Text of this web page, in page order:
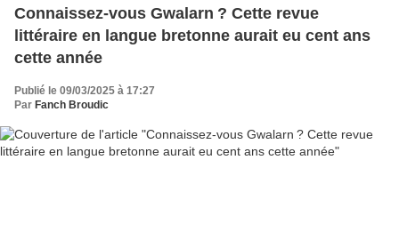
Connaissez-vous Gwalarn ? Cette revue
littéraire en langue bretonne aurait eu cent ans
cette année
Publié le 09/03/2025 à 17:27
Par Fanch Broudic